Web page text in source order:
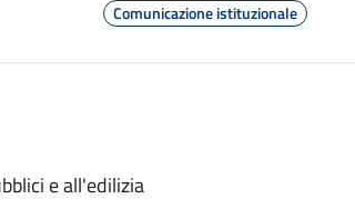
Comunicazione istituzionale
e all'edilizia